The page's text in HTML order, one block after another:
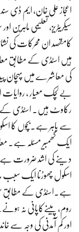
اعجاز علی خان، ایم ڈی
سیکریٹریز، تعلیمی
کامقصد ان محرکات کی
ہیں اسٹڈی کے مطابق
کی معاشرے میں پہچان
بےلچک معیار ، روایات
رکاوٹ ہیں. اسٹڈی کے
سے باہر ہے.بچوں کا
ایک گھمبیر مسئلہ ہے۔
دینے کی اشد ضرورت ہے
اسکول چھوڑنا ایک سبب
ہے.اسٹڈی کے مطابق
روم، پینےکاپانی نہ
اور کم آمدنی کی وجہ سے